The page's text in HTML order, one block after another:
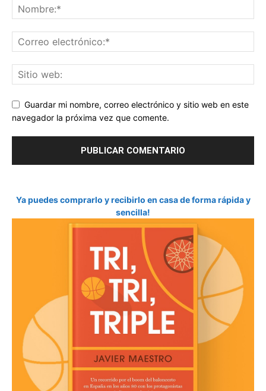
Guardar mi nombre, correo electrónico y sitio web en este
navegador la próxima vez que comente.
Ya puedes comprarlo y recibirlo en casa de forma rápida y
sencilla!